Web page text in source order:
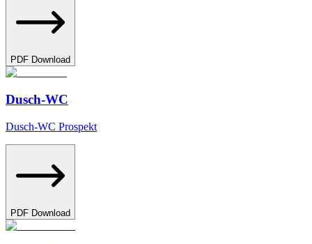
PDF Download
Dusch-WC
Dusch-WC Prospekt
PDF Download